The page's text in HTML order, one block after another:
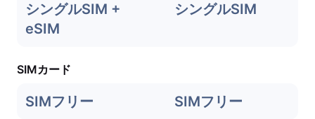
シングルSIM +
eSIM
シングルSIM
SIMカード
SIMフリー SIMフリー